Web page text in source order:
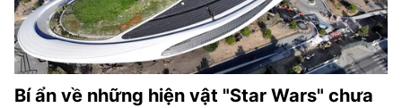
Bí ẩn về những hiện vật "Star Wars" chưa